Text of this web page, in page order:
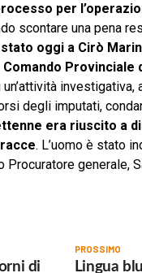
per
scontare una pena
oggi a Cirò
Provinciale
degli imputati,
era riuscito a
. L’uomo è stato
generale,
PROSSIMO
Lingua
di